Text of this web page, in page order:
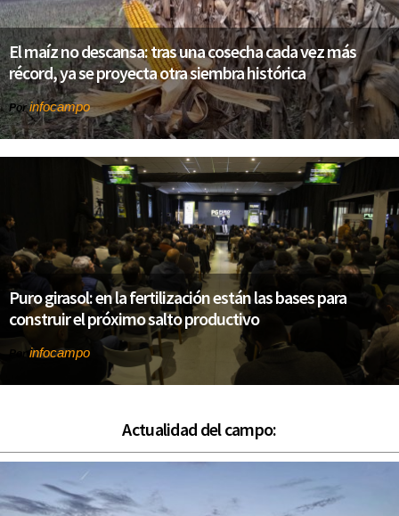
El maíz no descansa: tras una cosecha cada vez más
récord, ya se proyecta otra siembra histórica
Porinfocampo
Puro girasol: en la fertilización están las bases para
construir el próximo salto productivo
Por infocampo
Actualidad del campo: